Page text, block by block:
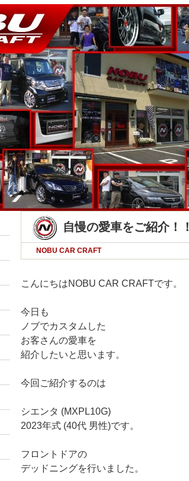
自慢の愛車をご紹介！！
NOBU CAR CRAFT
こんにちはNOBU CAR CRAFTです。
今日も
ノブでカスタムした
お客さんの愛車を
紹介したいと思います。
今回ご紹介するのは
シエンタ (MXPL10G)
2023年式 (40代 男性)です。
フロントドアの
デッドニングを行いました。